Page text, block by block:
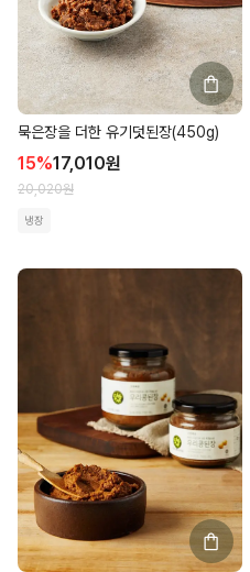
묵은장을 더한 유기덧된장(450g)
15%17,010원
20,020원
냉장